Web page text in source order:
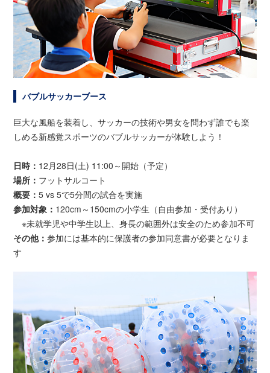
バブルサッカーブース
巨大な風船を装着し、サッカーの技術や男女を問わず誰でも楽
しめる新感覚スポーツのバブルサッカーが体験しよう！
日時： 12月28日(土) 11:00～開始（予定）
場所： フットサルコート
概要：5 vs 5で5分間の試合を実施
参加対象： 120cm～150cmの小学生（自由参加・受付あり）
※未就学児や中学生以上、身長の範囲外は安全のため参加不可
その他：参加には基本的に保護者の参加同意書が必要となりま
す